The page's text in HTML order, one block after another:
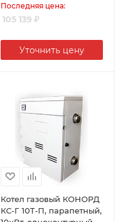
Последняя цена:
105 139 ₽
Уточнить цену
Котел газовый КОНОРД
КС-Г 10T-П, парапетный,